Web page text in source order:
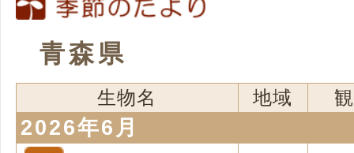
青森県
生物名 地域
2026年6月